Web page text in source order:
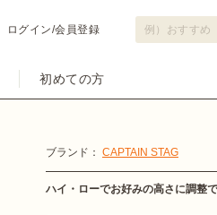
ログイン/会員登録
初めての方
ブランド： CAPTAIN STAG
ハイ・ローでお好みの高さに調整